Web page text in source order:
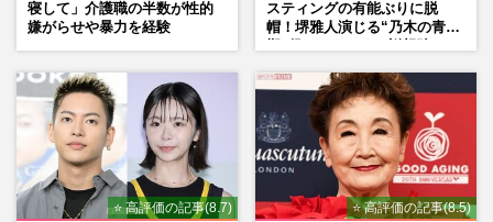
寝して」介護職の半数が性的
嫌がらせや暴力を経験
スティングの有能ぶりに脱
帽！堺雅人演じる“乃木の青年
マン長男・櫻井海音だった
⭐ 高評価の記事(8.7) ⭐ 高評価の記事(8.5)